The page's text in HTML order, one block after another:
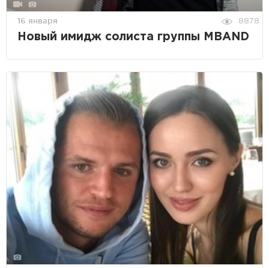
16 января 8878
Новый имидж солиста группы MBAND